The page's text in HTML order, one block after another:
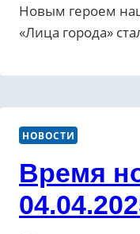
Новым героем
«Лица города»
НОВОСТИ
Время